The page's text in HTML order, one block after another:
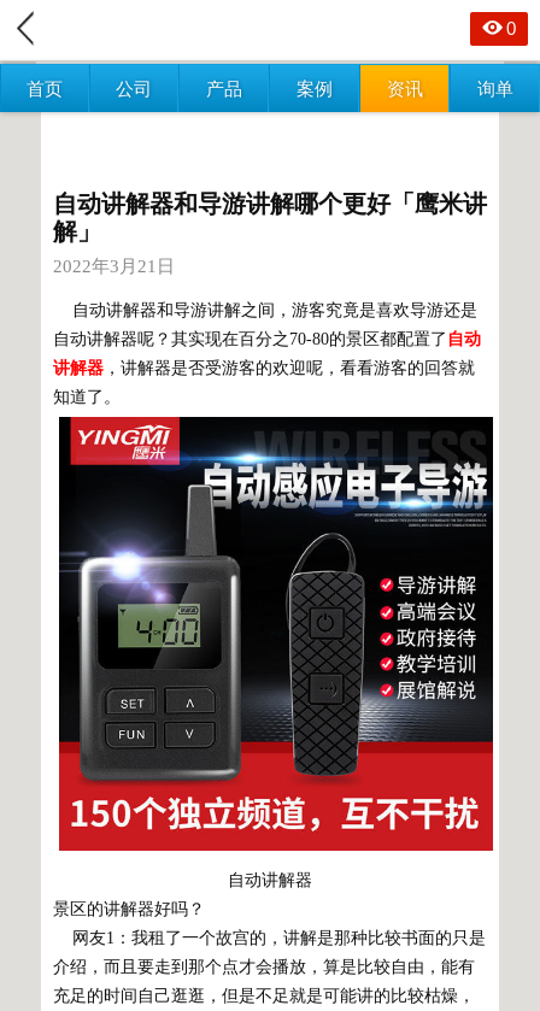
首页 公司 产品 案例 资讯 询单
0
自动讲解器和导游讲解哪个更好「鹰米讲
解」
2022年3月21日
自动讲解器和导游讲解之间，游客究竟是喜欢导游还是
自动讲解器呢？其实现在百分之70-80的景区都配置了 自动
讲解器 ，讲解器是否受游客的欢迎呢，看看游客的回答就
知道了。
自动讲解器
景区的讲解器好吗？
网友1：我租了一个故宫的，讲解是那种比较书面的只是
介绍，而且要走到那个点才会播放，算是比较自由，能有
充足的时间自己逛逛，但是不足就是可能讲的比较枯燥，